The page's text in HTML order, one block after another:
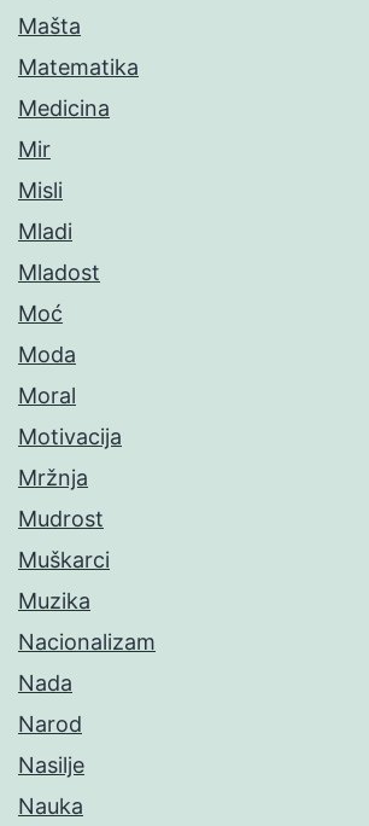
Mašta
Matematika
Medicina
Mir
Misli
Mladi
Mladost
Moć
Moda
Moral
Motivacija
Mržnja
Mudrost
Muškarci
Muzika
Nacionalizam
Nada
Narod
Nasilje
Nauka